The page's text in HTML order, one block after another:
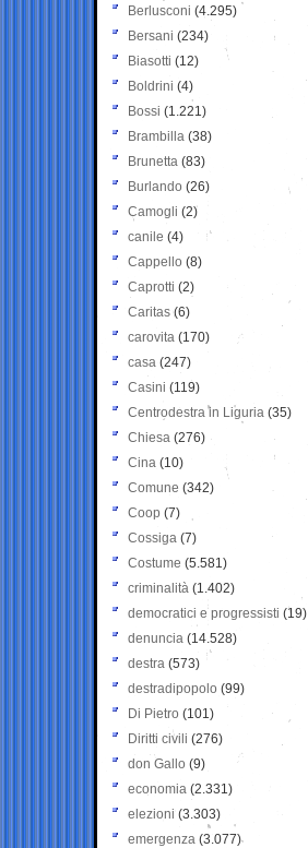
Berlusconi (4.295)
Bersani (234)
Biasotti (12)
Boldrini (4)
Bossi (1.221)
Brambilla (38)
Brunetta (83)
Burlando (26)
Camogli (2)
canile (4)
Cappello (8)
Caprotti (2)
Caritas (6)
carovita (170)
casa (247)
Casini (119)
Centrodestra in Liguria (35)
Chiesa (276)
Cina (10)
Comune (342)
Coop (7)
Cossiga (7)
Costume (5.581)
criminalità (1.402)
democratici e progressisti (19)
denuncia (14.528)
destra (573)
destradipopolo (99)
Di Pietro (101)
Diritti civili (276)
don Gallo (9)
economia (2.331)
elezioni (3.303)
emergenza (3.077)